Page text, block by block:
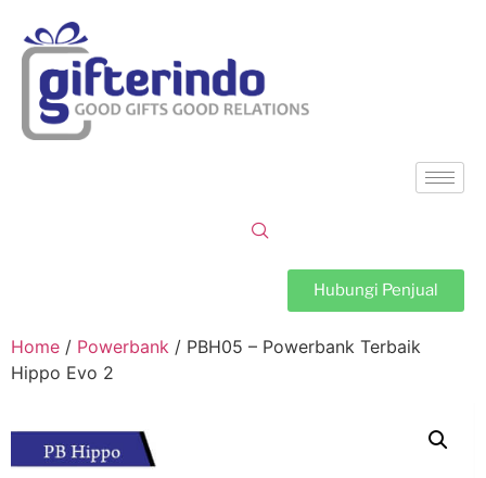
Hubungi Penjual
Home / Powerbank / PBH05 – Powerbank Terbaik
Hippo Evo 2